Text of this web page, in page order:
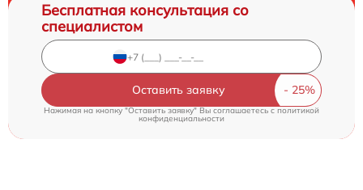
Бесплатная консультация со
специалистом
Оставить заявку
Нажимая на кнопку "Оставить заявку" Вы соглашаетесь c политикой
конфиденциальности